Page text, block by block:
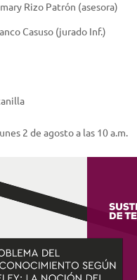
Rizo Patrón (asesora)
Casuso (jurado Inf.)
2 de agosto a las 10 a.m.